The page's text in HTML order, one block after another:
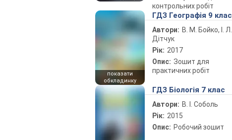
контрольних робіт
показати
обкладинку
ГДЗ Географія 9 клас
Автори: В. М. Бойко, І. Л.
Дітчук
Рік: 2017
Опис: Зошит для
практичних робіт
ГДЗ Біологія 7 клас
Автори: В. І. Соболь
Рік: 2015
Опис: Робочий зошит